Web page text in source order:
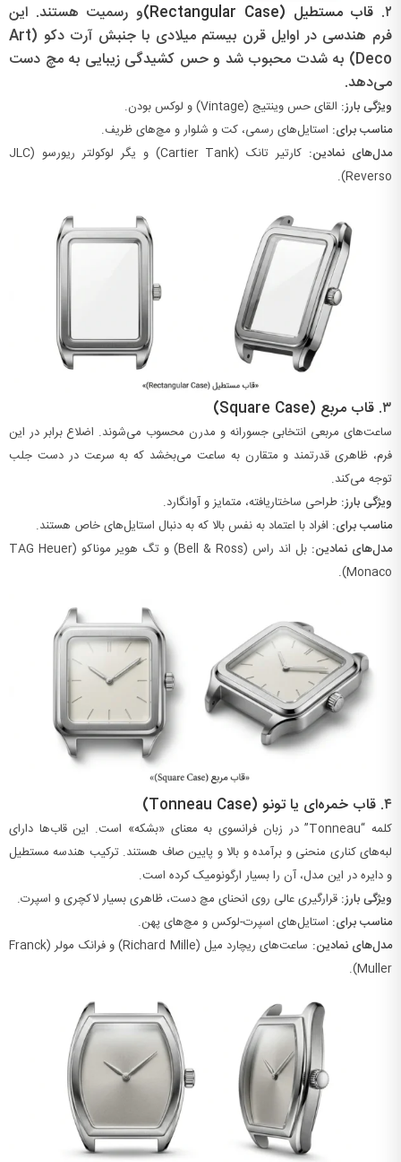
۲. قاب مستطیل (Rectangular Case)
و رسمیت هستند. این
فرم هندسی در اوایل قرن بیستم میلادی با جنبش آرت دکو (Art
Deco) به شدت محبوب شد و حس کشیدگی زیبایی به مچ دست
می‌دهد.
ویژگی بارز: القای حس وینتیج (Vintage) و لوکس بودن.
مناسب برای: استایل‌های رسمی، کت و شلوار و مچ‌های ظریف.
مدل‌های نمادین:
کارتیر تانک (Cartier Tank) و یگر لوکولتر ریورسو (JLC
Reverso).
۳. قاب مربع (Square Case)
ساعت‌های مربعی انتخابی جسورانه و مدرن محسوب می‌شوند. اضلاع برابر در این
فرم، ظاهری قدرتمند و متقارن به ساعت می‌بخشد که به سرعت در دست جلب
توجه می‌کند.
ویژگی بارز: طراحی ساختاریافته، متمایز و آوانگارد.
مناسب برای: افراد با اعتماد به نفس بالا که به دنبال استایل‌های خاص هستند.
مدل‌های نمادین:
بل اند راس (Bell & Ross) و تگ هویر موناکو (TAG Heuer
Monaco).
۴. قاب خمره‌ای یا تونو (Tonneau Case)
کلمه “Tonneau” در زبان فرانسوی به معنای «بشکه» است. این قاب‌ها دارای
لبه‌های کناری منحنی و برآمده و بالا و پایین صاف هستند. ترکیب هندسه مستطیل
و دایره در این مدل، آن را بسیار ارگونومیک کرده است.
ویژگی بارز: قرارگیری عالی روی انحنای مچ دست، ظاهری بسیار لاکچری و اسپرت.
مناسب برای: استایل‌های اسپرت-لوکس و مچ‌های پهن.
مدل‌های نمادین:
ساعت‌های ریچارد میل (Richard Mille) و فرانک مولر (Franck
Muller).